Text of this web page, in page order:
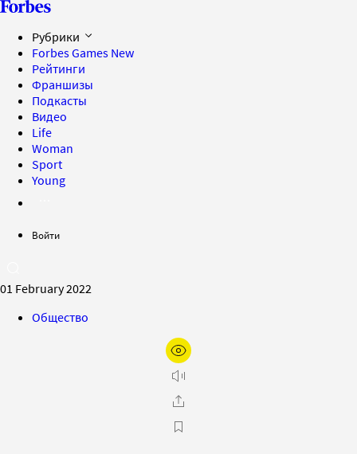
Рубрики
Forbes Games New
Рейтинги
Франшизы
Подкасты
Видео
Life
Woman
Sport
Young
Войти
01 February 2022
Общество